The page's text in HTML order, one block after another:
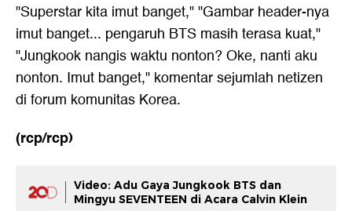
"Superstar kita imut banget," "Gambar header-nya
imut banget... pengaruh BTS masih terasa kuat,"
"Jungkook nangis waktu nonton? Oke, nanti aku
nonton. Imut banget," komentar sejumlah netizen
di forum komunitas Korea.
(rcp/rcp)
Video: Adu Gaya Jungkook BTS dan
Mingyu SEVENTEEN di Acara Calvin Klein